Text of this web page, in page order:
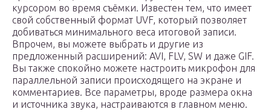
курсором во время съёмки. Известен тем, что имеет
свой собственный формат UVF, который позволяет
добиваться минимального веса итоговой записи.
Впрочем, вы можете выбрать и другие из
предложенный расширений: AVI, FLV, SW и даже GIF.
Вы также спокойно можете настроить микрофон для
параллельной записи происходящего на экране и
комментариев. Все параметры, вроде размера окна
и источника звука, настраиваются в главном меню.